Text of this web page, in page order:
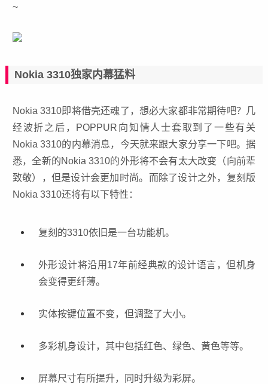
~
Nokia 3310独家内幕猛料
Nokia 3310即将借壳还魂了，想必大家都非常期待吧？几
经波折之后，POPPUR向知情人士套取到了一些有关
Nokia 3310的内幕消息，今天就来跟大家分享一下吧。据
悉，全新的Nokia 3310的外形将不会有太大改变（向前辈
致敬），但是设计会更加时尚。而除了设计之外，复刻版
Nokia 3310还将有以下特性：
复刻的3310依旧是一台功能机。
外形设计将沿用17年前经典款的设计语言，但机身
会变得更纤薄。
实体按键位置不变，但调整了大小。
多彩机身设计，其中包括红色、绿色、黄色等等。
屏幕尺寸有所提升，同时升级为彩屏。